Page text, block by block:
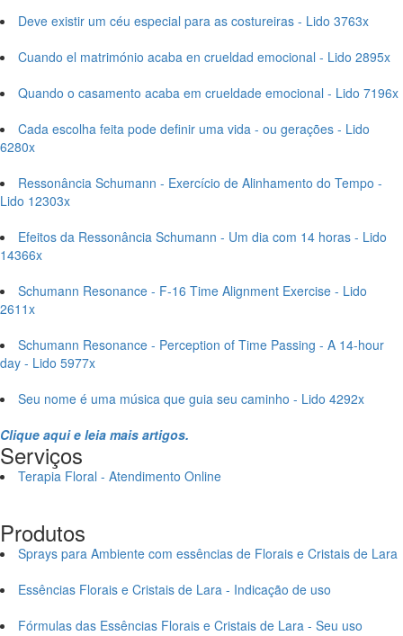
Deve existir um céu especial para as costureiras - Lido 3763x
Cuando el matrimónio acaba en crueldad emocional - Lido 2895x
Quando o casamento acaba em crueldade emocional - Lido 7196x
Cada escolha feita pode definir uma vida - ou gerações - Lido
6280x
Ressonância Schumann - Exercício de Alinhamento do Tempo -
Lido 12303x
Efeitos da Ressonância Schumann - Um dia com 14 horas - Lido
14366x
Schumann Resonance - F-16 Time Alignment Exercise - Lido
2611x
Schumann Resonance - Perception of Time Passing - A 14-hour
day - Lido 5977x
Seu nome é uma música que guia seu caminho - Lido 4292x
Clique aqui e leia mais artigos.
Serviços
Terapia Floral - Atendimento Online
Produtos
Sprays para Ambiente com essências de Florais e Cristais de Lara
Essências Florais e Cristais de Lara - Indicação de uso
Fórmulas das Essências Florais e Cristais de Lara - Seu uso